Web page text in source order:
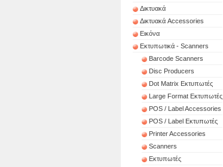
Δικτυακά
Δικτυακά Accessories
Εικόνα
Εκτυπωτικά - Scanners
Barcode Scanners
Disc Producers
Dot Matrix Εκτυπωτές
Large Format Εκτυπωτές
POS / Label Accessories
POS / Label Εκτυπωτές
Printer Accessories
Scanners
Εκτυπωτές